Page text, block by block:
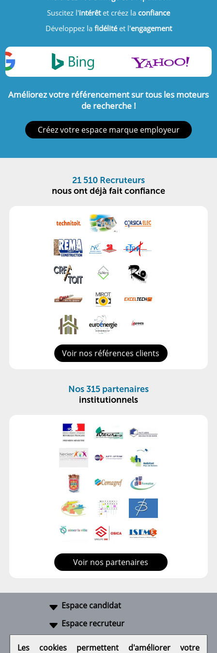
Suscitez l'intérêt et créez la confiance
Développez la fidélitéet l'engagement
Améliorez votre référencement sur tous les moteurs
de recherche !
Créez votre espace marque employeur
21 510 Recruteurs
nous ont déjà fait confiance
Voir nos références clients
Nos 315 partenaires
institutionnels
Voir nos partenaires
Espace candidat
Espace recruteur
Les cookies permettent d'améliorer votre